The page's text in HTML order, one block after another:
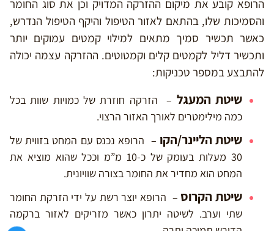
הרופא קובע את מיקום ההזרקה המדויק וכן את סוג החומר
והסמיכות שלו, בהתאם לאזור הטיפול והיקף הטיפול הנדרש,
כאשר תכשיר סמיך מתאים למילוי קמטים עמוקים יותר
ותכשיר דליל לקמטים קלים וקמטוטים. ההזרקה עצמה יכולה
להתבצע במספר טכניקות:
שיטת המעגל – הזרקה חוזרת של כמויות שוות בכל
כמה מילימטרים לאורך האזור הרצוי.
שיטת הליינר/הקו – הרופא נכנס עם המחט בזווית של
30 מעלות בעומק של כ-10 מ”מ וככל שהוא מוציא את
המחט הוא מחדיר את החומר בצורה שוויונית.
שיטת הקרוס – הרופא יוצר רשת על ידי הזרקת החומר
שתי וערב. לשיטה יתרון כאשר מזריקים לאזור ברקמה